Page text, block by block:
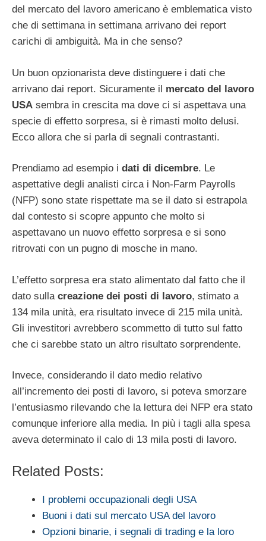
del mercato del lavoro americano è emblematica visto
che di settimana in settimana arrivano dei report
carichi di ambiguità. Ma in che senso?
Un buon opzionarista deve distinguere i dati che
arrivano dai report. Sicuramente il mercato del lavoro
USA sembra in crescita ma dove ci si aspettava una
specie di effetto sorpresa, si è rimasti molto delusi.
Ecco allora che si parla di segnali contrastanti.
Prendiamo ad esempio i dati di dicembre. Le
aspettative degli analisti circa i Non-Farm Payrolls
(NFP) sono state rispettate ma se il dato si estrapola
dal contesto si scopre appunto che molto si
aspettavano un nuovo effetto sorpresa e si sono
ritrovati con un pugno di mosche in mano.
L’effetto sorpresa era stato alimentato dal fatto che il
dato sulla creazione dei posti di lavoro, stimato a
134 mila unità, era risultato invece di 215 mila unità.
Gli investitori avrebbero scommetto di tutto sul fatto
che ci sarebbe stato un altro risultato sorprendente.
Invece, considerando il dato medio relativo
all’incremento dei posti di lavoro, si poteva smorzare
l’entusiasmo rilevando che la lettura dei NFP era stato
comunque inferiore alla media. In più i tagli alla spesa
aveva determinato il calo di 13 mila posti di lavoro.
Related Posts:
I problemi occupazionali degli USA
Buoni i dati sul mercato USA del lavoro
Opzioni binarie, i segnali di trading e la loro